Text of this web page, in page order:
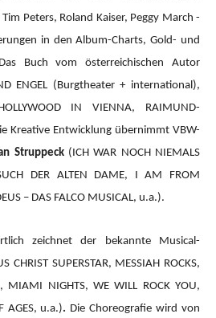
Peters, Roland Kaiser, Peggy March -
in den Album-Charts, Gold- und
Buch vom österreichischen Autor
ENGEL (Burgtheater + international),
IN VIENNA, RAIMUND-
Kreative Entwicklung übernimmt VBW-
Struppeck(ICH WAR NOCH NIEMALS
DER ALTEN DAME, I AM FROM
– DAS FALCO MUSICAL, u.a.).
zeichnet der bekannte Musical-
CHRIST SUPERSTAR, MESSIAH ROCKS,
MIAMI NIGHTS, WE WILL ROCK YOU,
AGES, u.a.). Die Choreografie wird von